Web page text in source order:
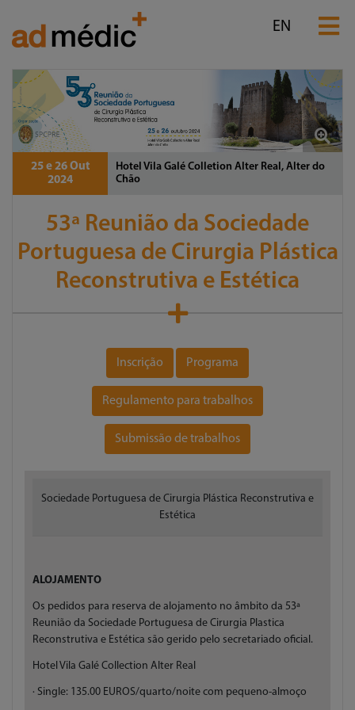
EN
25 e 26 Out
2024
Hotel Vila Galé Colletion Alter Real, Alter do
Chão
53ª Reunião da Sociedade
Portuguesa de Cirurgia Plástica
Reconstrutiva e Estética
Inscrição Programa
Regulamento para trabalhos
Submissão de trabalhos
Sociedade Portuguesa de Cirurgia Plástica Reconstrutiva e
Estética
ALOJAMENTO
Os pedidos para reserva de alojamento no âmbito da 53ª
Reunião da Sociedade Portuguesa de Cirurgia Plastica
Reconstrutiva e Estética são gerido pelo secretariado oficial.
Hotel Vila Galé Collection Alter Real
· Single: 135.00 EUROS/quarto/noite com pequeno-almoço